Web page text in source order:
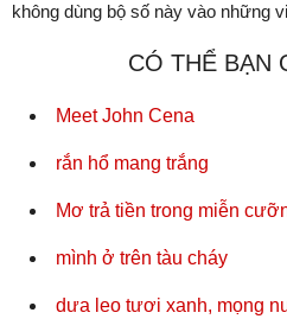
không dùng bộ số này vào những
CÓ THỂ BẠN
Meet John Cena
rắn hổ mang trắng
Mơ trả tiền trong miễn
mình ở trên tàu cháy
dưa leo tươi xanh, mọng